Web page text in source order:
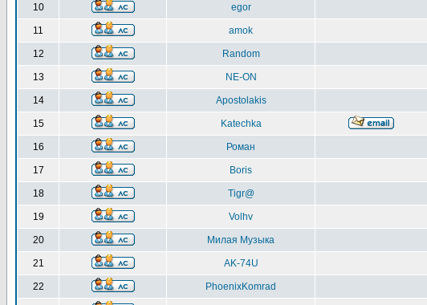
10 egor
11 amok
12 Random
13 NE-ON
14 Apostolakis
15 Katechka
16 Роман
17 Boris
18 Tigr@
19 Volhv
20 Милая Музыка
21 AK-74U
22 PhoenixKomrad